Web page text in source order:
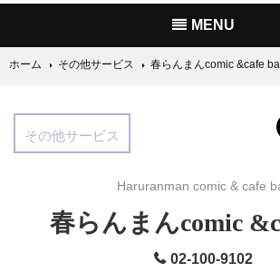
MENU
ホーム その他サービス 春らんまんcomic &cafe
その他サービス
Haruranman comic & cafe
春らんまんcomic
02-100-9102